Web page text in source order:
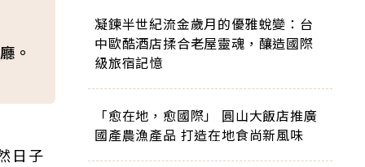
。
日子
凝鍊半世紀流金歲月的優雅蛻變：台
中歐酷酒店揉合老屋靈魂，釀造國際
級旅宿記憶
「愈在地，愈國際」 圓山大飯店推廣
國產農漁產品 打造在地食尚新風味